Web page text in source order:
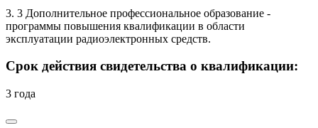
3. 3 Дополнительное профессиональное образование -
программы повышения квалификации в области
эксплуатации радиоэлектронных средств.
Срок действия свидетельства о квалификации:
3 года